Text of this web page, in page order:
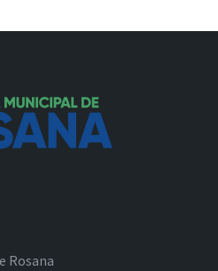
Rosana